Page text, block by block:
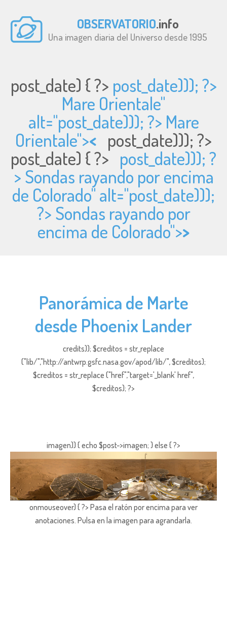
OBSERVATORIO.info
Una imagen diaria del Universo desde 1995
post_date) { ?> post_date))); ?>
Mare Orientale"
alt="post_date))); ?> Mare
Orientale">< post_date))); ?>
post_date) { ?> post_date))); ?
> Sondas rayando por encima
de Colorado" alt="post_date)));
?> Sondas rayando por
encima de Colorado">>
Panorámica de Marte
desde Phoenix Lander
credits)); $creditos = str_replace
("lib/","http://antwrp.gsfc.nasa.gov/apod/lib/", $creditos);
$creditos = str_replace ("href","target='_blank' href",
$creditos); ?>
imagen)) { echo $post->imagen; } else { ?>
onmouseover) { ?> Pasa el ratón por encima para ver
anotaciones. Pulsa en la imagen para agrandarla.